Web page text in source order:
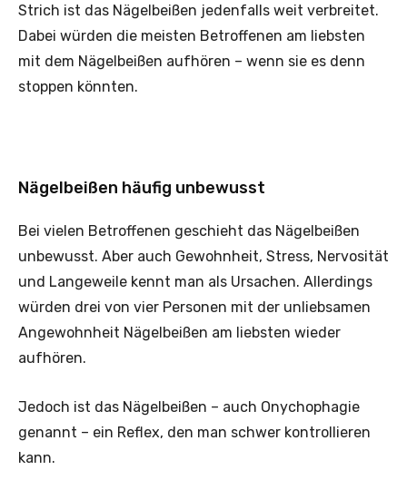
Strich ist das Nägelbeißen jedenfalls weit verbreitet.
Dabei würden die meisten Betroffenen am liebsten
mit dem Nägelbeißen aufhören – wenn sie es denn
stoppen könnten.
Nägelbeißen häufig unbewusst
Bei vielen Betroffenen geschieht das Nägelbeißen
unbewusst. Aber auch Gewohnheit, Stress, Nervosität
und Langeweile kennt man als Ursachen. Allerdings
würden drei von vier Personen mit der unliebsamen
Angewohnheit Nägelbeißen am liebsten wieder
aufhören.
Jedoch ist das Nägelbeißen – auch Onychophagie
genannt – ein Reflex, den man schwer kontrollieren
kann.